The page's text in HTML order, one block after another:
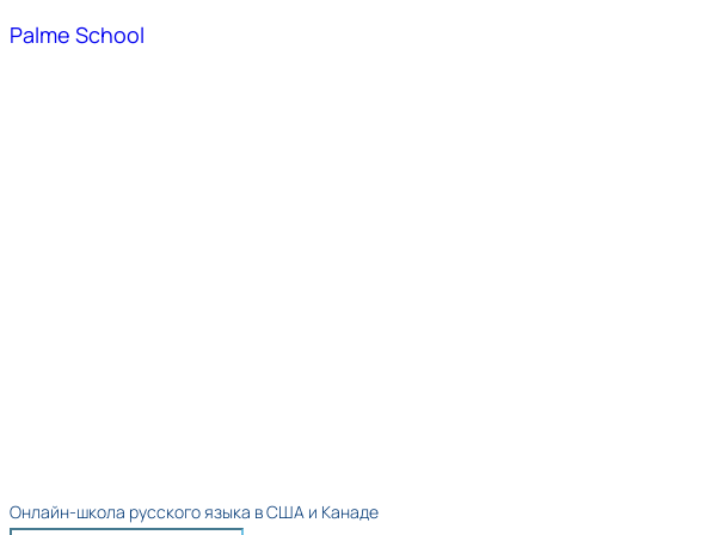
Palme School
Онлайн-школа русского языка в США и Канаде​